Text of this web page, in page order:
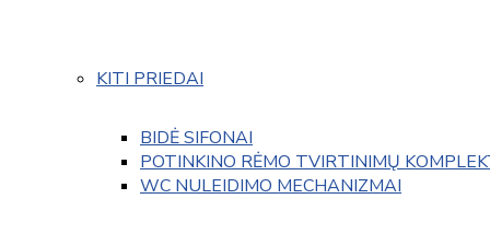
KITI PRIEDAI
BIDĖ SIFONAI
POTINKINO RĖMO TVIRTINIMŲ
WC NULEIDIMO MECHANIZMAI